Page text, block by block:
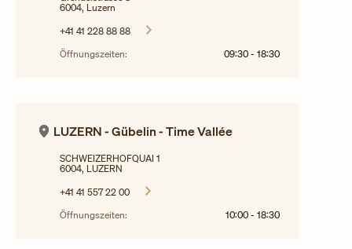
6004, Luzern
+41 41 228 88 88
Öffnungszeiten:
09:30 - 18:30
LUZERN - Gübelin - Time Vallée
SCHWEIZERHOFQUAI 1
6004, LUZERN
+41 41 557 22 00
Öffnungszeiten:
10:00 - 18:30